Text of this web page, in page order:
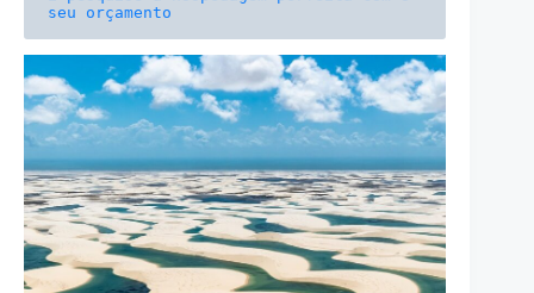
seu orçamento